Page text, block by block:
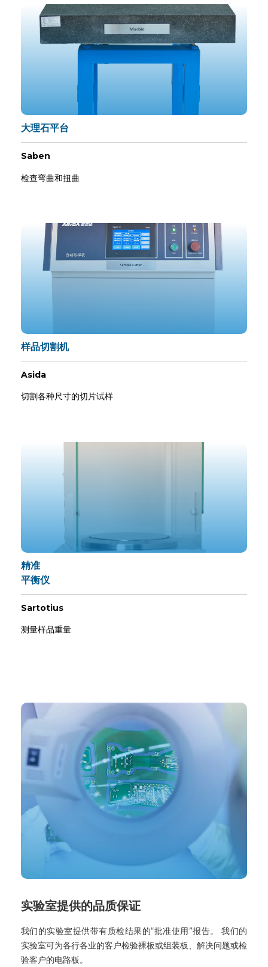
大理石平台
Saben
检查弯曲和扭曲
样品切割机
Asida
切割各种尺寸的切片试样
精准
平衡仪
Sartotius
测量样品重量
实验室提供的品质保证
我们的实验室提供带有质检结果的“批准使用”报告。 我们的
实验室可为各行各业的客户检验裸板或组装板、解决问题或检
验客户的电路板。